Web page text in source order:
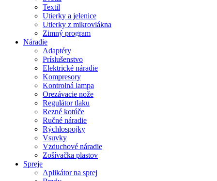
Textil
Utierky a jelenice
Utierky z mikrovlákna
Zimný program
Náradie
Adaptéry
Príslušenstvo
Elektrické náradie
Kompresory
Kontrolná lampa
Orezávacie nože
Regulátor tlaku
Rezné kotúče
Ručné náradie
Rýchlospojky
Vsuvky
Vzduchové náradie
Zošívačka plastov
Spreje
Aplikátor na sprej